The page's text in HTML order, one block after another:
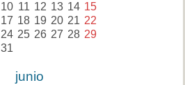
10 11 12 13 14 15
17 18 19 20 21 22
24 25 26 27 28 29
31
junio